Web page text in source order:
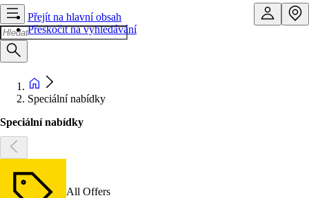
Přejít na hlavní obsah
Přeskočit na vyhledávání
Speciální nabídky
Speciální nabídky
All Offers